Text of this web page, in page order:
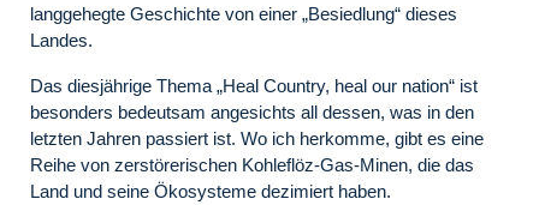
langgehegte Geschichte von einer „Besiedlung“ dieses
Landes.
Das diesjährige Thema „Heal Country, heal our nation“ ist
besonders bedeutsam angesichts all dessen, was in den
letzten Jahren passiert ist. Wo ich herkomme, gibt es eine
Reihe von zerstörerischen Kohleflöz-Gas-Minen, die das
Land und seine Ökosysteme dezimiert haben.